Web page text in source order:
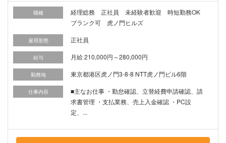
職種
経理総務 正社員 未経験者歓迎 時短勤務OK
ブランク可 虎ノ門ヒルズ
雇用形態 正社員
給与 月給 210,000円～280,000円
勤務地 東京都港区虎ノ門3-8-8 NTT虎ノ門ビル6階
仕事内容
■主なお仕事 ・勤怠確認、立替経費申請確認、請
求書管理 ・支払業務、売上入金確認 ・PC設
定、...